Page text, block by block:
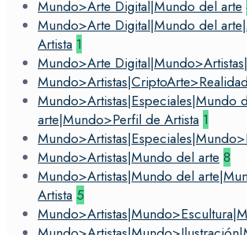
Mundo>Arte Digital|Mundo del arte
Mundo>Arte Digital|Mundo del
Artista 1
Mundo>Arte
Mundo>Artistas|Especiales|Mundo
arte|Mundo>Perfil de Artista 1
Mundo>Artistas|Mundo del arte 8
Mundo>Artistas|Mundo del
Artista 5